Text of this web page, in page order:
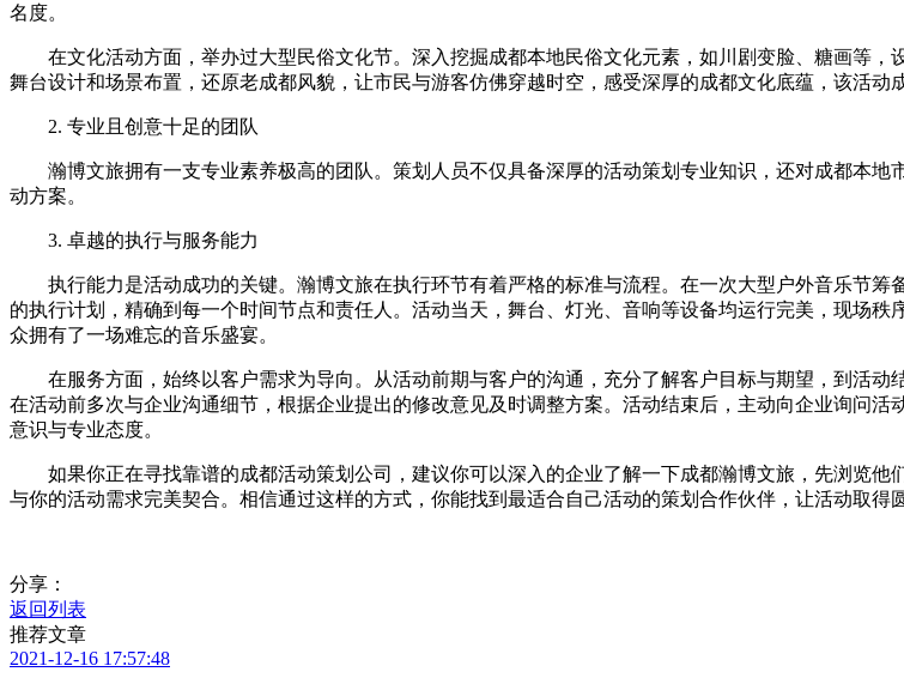
名度。
在文化活动方面，举办过大型民俗文化节。深入挖掘成都本地民俗文化元素，如川剧变脸、糖画等，
舞台设计和场景布置，还原老成都风貌，让市民与游客仿佛穿越时空，感受深厚的成都文化底蕴，该活动
2. 专业且创意十足的团队
瀚博文旅拥有一支专业素养极高的团队。策划人员不仅具备深厚的活动策划专业知识，还对成都本地
动方案。
3. 卓越的执行与服务能力
执行能力是活动成功的关键。瀚博文旅在执行环节有着严格的标准与流程。在一次大型户外音乐节筹
的执行计划，精确到每一个时间节点和责任人。活动当天，舞台、灯光、音响等设备均运行完美，现场
众拥有了一场难忘的音乐盛宴。
在服务方面，始终以客户需求为导向。从活动前期与客户的沟通，充分了解客户目标与期望，到活动
在活动前多次与企业沟通细节，根据企业提出的修改意见及时调整方案。活动结束后，主动向企业询问
意识与专业态度。
如果你正在寻找靠谱的成都活动策划公司，建议你可以深入的企业了解一下成都瀚博文旅，先浏览他
与你的活动需求完美契合。相信通过这样的方式，你能找到最适合自己活动的策划合作伙伴，让活动取得
分享：
返回列表
推荐文章
2021-12-16 17:57:48